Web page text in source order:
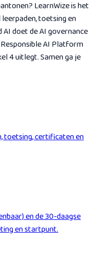
LearnWize is het
toetsing en
doet de AI governance
AI Platform
4 uitlegt. Samen ga je
toetsing, certificaten en
en de 30-daagse
en startpunt.